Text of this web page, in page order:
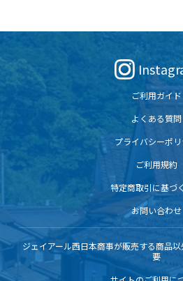
ご利用ガイド
よくある質問
プライバシーポ
ご利用規約
特定商取引に基づ
お問い合わせ
ジェイアール西日本商事が販売する商品
要